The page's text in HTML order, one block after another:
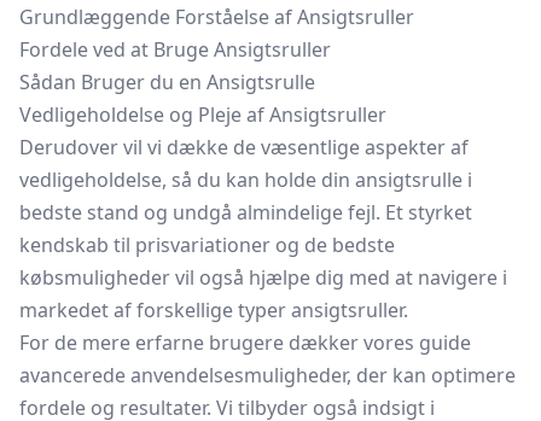
Grundlæggende Forståelse af Ansigtsruller
Fordele ved at Bruge Ansigtsruller
Sådan Bruger du en Ansigtsrulle
Vedligeholdelse og Pleje af Ansigtsruller
Derudover vil vi dække de væsentlige aspekter af
vedligeholdelse, så du kan holde din ansigtsrulle i
bedste stand og undgå almindelige fejl. Et styrket
kendskab til prisvariationer og de bedste
købsmuligheder vil også hjælpe dig med at navigere i
markedet af forskellige typer ansigtsruller.
For de mere erfarne brugere dækker vores guide
avancerede anvendelsesmuligheder, der kan optimere
fordele og resultater. Vi tilbyder også indsigt i